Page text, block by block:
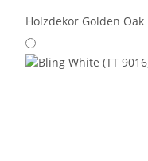
Holzdekor Golden Oak